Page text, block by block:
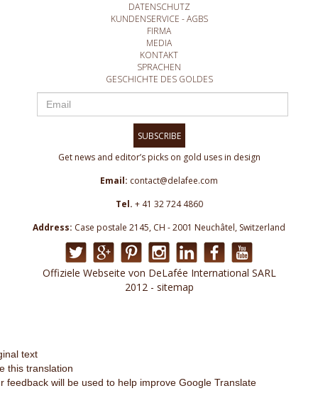
DATENSCHUTZ
KUNDENSERVICE - AGBS
FIRMA
MEDIA
KONTAKT
SPRACHEN
GESCHICHTE DES GOLDES
SUBSCRIBE
Get news and editor’s picks on gold uses in design
Email: contact@delafee.com
Tel. + 41 32 724 4860
Address: Case postale 2145, CH - 2001 Neuchâtel, Switzerland
Offiziele Webseite von DeLafée International SARL
2012 - sitemap
text
this translation
feedback will be used to help improve Google Translate